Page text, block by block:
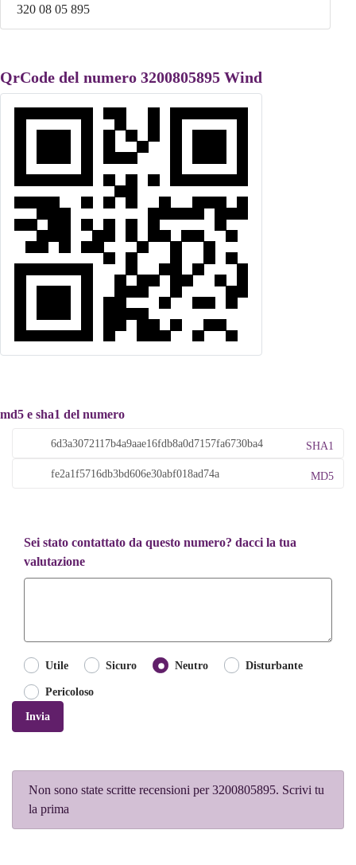
320 08 05 895
QrCode del numero 3200805895 Wind
md5 e sha1 del numero
SHA1
MD5
Sei stato contattato da questo numero? dacci la tua
valutazione
Utile Sicuro Neutro Disturbante
Pericoloso
Invia
Non sono state scritte recensioni per 3200805895. Scrivi tu
la prima